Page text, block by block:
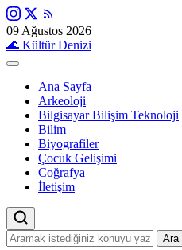
09 Ağustos 2026
🌊 Kültür Denizi
Ana Sayfa
Arkeoloji
Bilgisayar Bilişim Teknoloji
Bilim
Biyografiler
Çocuk Gelişimi
Coğrafya
İletişim
Ara